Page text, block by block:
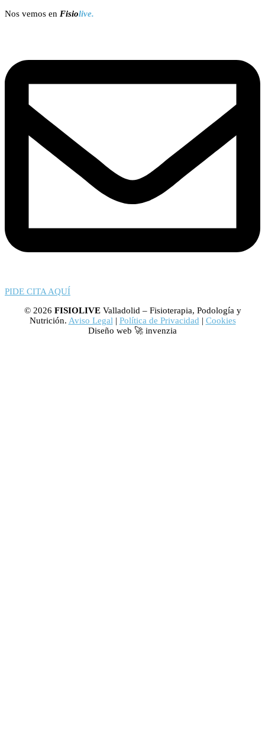
Nos vemos en Fisiolive.
PIDE CITA AQUÍ
© 2026 FISIOLIVEValladolid – Fisioterapia, Podología y
Nutrición. Aviso Legal | Política de Privacidad | Cookies
Diseño web 🚀 invenzia